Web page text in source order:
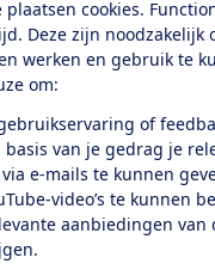
plaatsen cookies.
Deze zijn
werken en gebruik te
om:
of
basis van je gedrag je
e-mails te kunnen
video’s te kunnen
aanbiedingen
toegang tot
Word lid